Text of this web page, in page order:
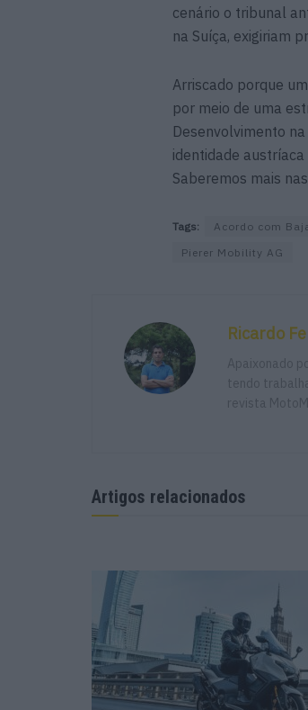
cenário o tribunal
na Suíça, exigiriam
Arriscado porque
por meio de uma
Desenvolvimento
identidade
Saberemos mais
Tags: Acordo com
Pierer Mobility AG
Ricardo
Apaixonado
tendo
revista
Artigos relacionados
Tampas GB Racing
POR